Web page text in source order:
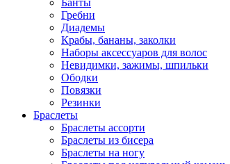
Банты
Гребни
Диадемы
Крабы, бананы, заколки
Наборы аксессуаров для волос
Невидимки, зажимы, шпильки
Ободки
Повязки
Резинки
Браслеты
Браслеты ассорти
Браслеты из бисера
Браслеты на ногу